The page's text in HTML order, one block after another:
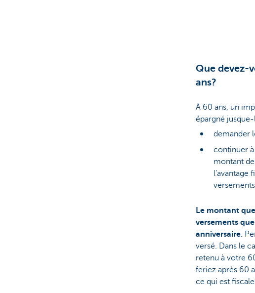
Que devez-
ans?
À 60 ans, un
épargné
demander
continuer
montant
l’avantage
Le montant
versements
anniversaire.
versé. Dans le
retenu à votre
feriez après 60
ce qui est